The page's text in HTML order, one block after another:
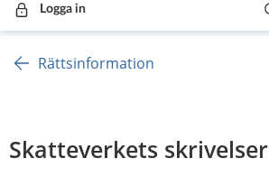
Logga in
Rättsinformation
Skatteverkets skrivelser